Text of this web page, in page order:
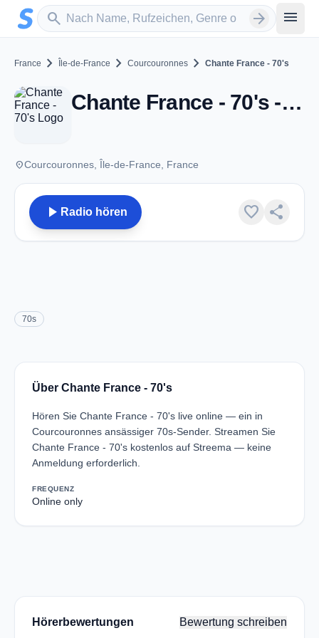
Zum Hauptinhalt springen
search
Sender suchen arrow_forward menu
France chevron_right Île-de-France chevron_right Courcouronnes chevron_right Chante France - 70's
Chante France - 70's - Courcouronnes
placeCourcouronnes, Île-de-France, France
play_arrow Radio hören favorite share
70s
Über Chante France - 70's
Hören Sie Chante France - 70's live online — ein in
Courcouronnes ansässiger 70s-Sender. Streamen Sie
Chante France - 70's kostenlos auf Streema — keine
Anmeldung erforderlich.
FREQUENZ
Online only
Hörerbewertungen Bewertung schreiben